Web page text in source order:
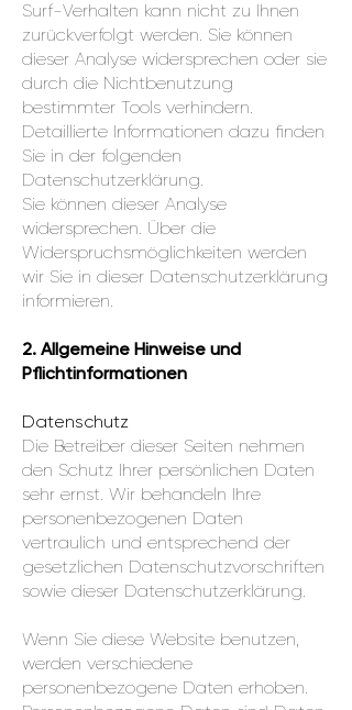
Surf-Verhalten kann nicht zu Ihnen
zurückverfolgt werden. Sie können
dieser Analyse widersprechen oder sie
durch die Nichtbenutzung
bestimmter Tools verhindern.
Detaillierte Informationen dazu finden
Sie in der folgenden
Datenschutzerklärung.
Sie können dieser Analyse
widersprechen. Über die
Widerspruchsmöglichkeiten werden
wir Sie in dieser Datenschutzerklärung
informieren.
2. Allgemeine Hinweise und
Pflichtinformationen
Datenschutz
Die Betreiber dieser Seiten nehmen
den Schutz Ihrer persönlichen Daten
sehr ernst. Wir behandeln Ihre
personenbezogenen Daten
vertraulich und entsprechend der
gesetzlichen Datenschutzvorschriften
sowie dieser Datenschutzerklärung.
Wenn Sie diese Website benutzen,
werden verschiedene
personenbezogene Daten erhoben.